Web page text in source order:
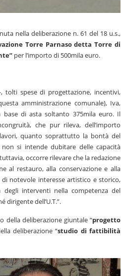
nella deliberazione n. 61 del 18 u.s.,
Torre Parnaso detta Torre di
per l’importo di 500mila euro.
tolti spese di progettazione, incentivi,
amministrazione comunale), Iva,
base di asta soltanto 375mila euro. Il
che pur rileva, dell’importo
lavori, quanto soprattutto la bontà del
si intende dubitare delle capacità
occorre rilevare che la redazione
al restauro, alla conservazione e alla
notevole interesse artistico e storico,
interventi nella competenza del
dirigente dell’U.T.”.
della deliberazione giuntale “progetto
deliberazione “studio di fattibilità